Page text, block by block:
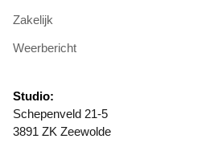
Zakelijk
Weerbericht
Studio:
Schepenveld 21-5
3891 ZK Zeewolde